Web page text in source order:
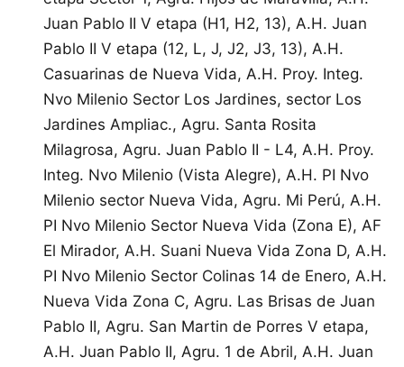
Juan Pablo II V etapa (H1, H2, 13), A.H. Juan
Pablo II V etapa (12, L, J, J2, J3, 13), A.H.
Casuarinas de Nueva Vida, A.H. Proy. Integ.
Nvo Milenio Sector Los Jardines, sector Los
Jardines Ampliac., Agru. Santa Rosita
Milagrosa, Agru. Juan Pablo II - L4, A.H. Proy.
Integ. Nvo Milenio (Vista Alegre), A.H. PI Nvo
Milenio sector Nueva Vida, Agru. Mi Perú, A.H.
PI Nvo Milenio Sector Nueva Vida (Zona E), AF
El Mirador, A.H. Suani Nueva Vida Zona D, A.H.
PI Nvo Milenio Sector Colinas 14 de Enero, A.H.
Nueva Vida Zona C, Agru. Las Brisas de Juan
Pablo II, Agru. San Martin de Porres V etapa,
A.H. Juan Pablo II, Agru. 1 de Abril, A.H. Juan